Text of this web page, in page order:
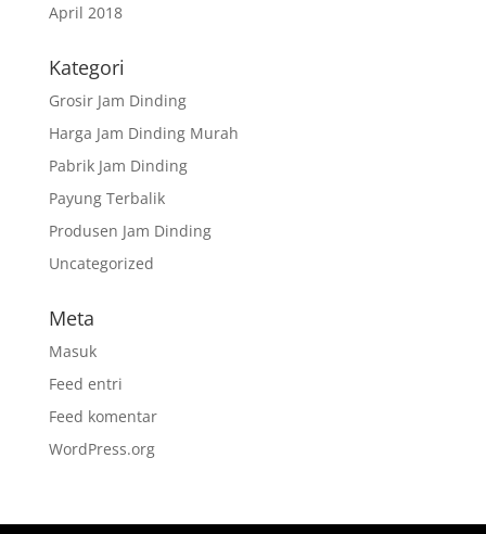
April 2018
Kategori
Grosir Jam Dinding
Harga Jam Dinding Murah
Pabrik Jam Dinding
Payung Terbalik
Produsen Jam Dinding
Uncategorized
Meta
Masuk
Feed entri
Feed komentar
WordPress.org